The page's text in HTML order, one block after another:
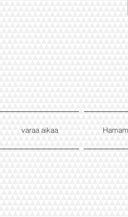
varaa aikaa